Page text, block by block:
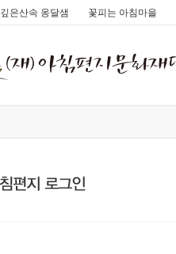
깊은산속 옹달샘 꽃피는 아침마을